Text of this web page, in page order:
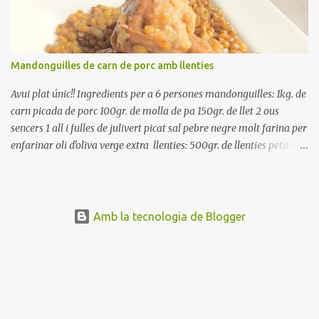
el pebrot, la ceba, (escorreguda), les olives i la tonyina esmicolada.
Amaniu amb sal i oli... bon profit!!
Mandonguilles de carn de porc amb llenties
Avui plat únic!! Ingredients per a 6 persones mandonguilles: 1kg. de
carn picada de porc 100gr. de molla de pa 150gr. de llet 2 ous
sencers 1 all i fulles de julivert picat sal pebre negre molt farina per
enfarinar oli d'oliva verge extra llenties: 500gr. de llenties petites
entre 40 i 50 minuts. Poseu la carn picada en un bol i barregeu-la
Amb la tecnologia de Blogger